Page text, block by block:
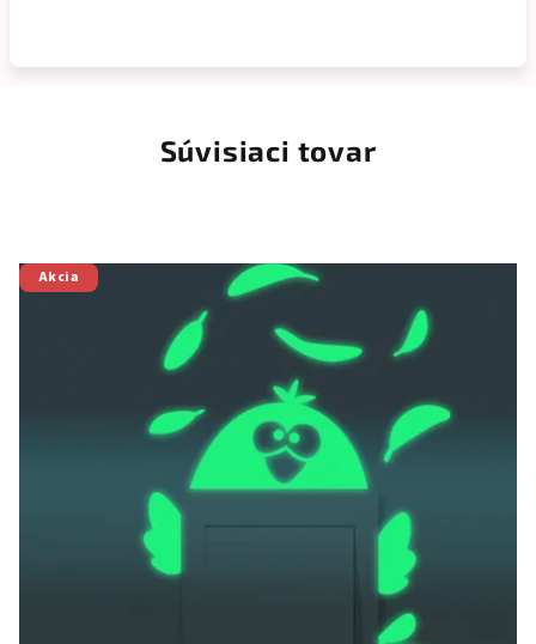
Súvisiaci tovar
Akcia